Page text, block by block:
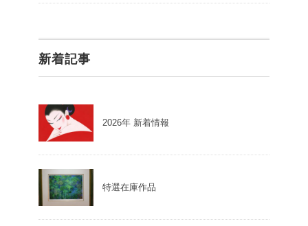
新着記事
2026年 新着情報
特選在庫作品